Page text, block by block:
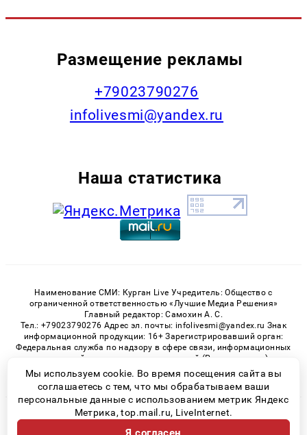
Размещение рекламы
+79023790276
infolivesmi@yandex.ru
Наша статистика
Наименование СМИ: Курган Live Учредитель: Общество с
ограниченной ответственностью «Лучшие Медиа Решения»
Главный редактор: Самохин А. С.
Тел.: +79023790276 Адрес эл. почты: infolivesmi@yandex.ru Знак
информационной продукции: 16+ Зарегистрировавший орган:
Федеральная служба по надзору в сфере связи, информационных
технологий и массовых коммуникаций (Роскомнадзор)
Регистрационный номер СМИ ЭЛ № ФС 77 - 82535 от 21.01.2022
© 2026 «Kurgan-Live» | Все права защищены
Возрастная категория сайта 16+
Мы используем cookie. Во время посещения сайта вы
соглашаетесь с тем, что мы обрабатываем ваши
персональные данные с использованием метрик Яндекс
Метрика, top.mail.ru, LiveInternet.